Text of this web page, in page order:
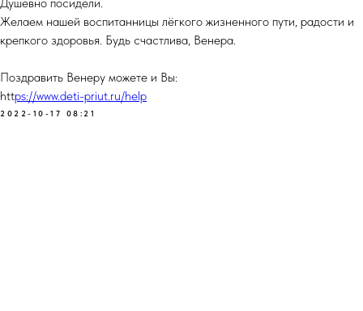
Желаем нашей воспитанницы лёгкого жизненного пути, радости и
крепкого здоровья. Будь счастлива, Венера.
Поздравить Венеру можете и Вы:
https://www.deti-priut.ru/help
2022-10-17 08:21